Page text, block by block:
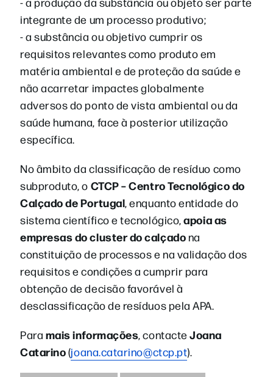
integrante de um processo produtivo;
- a substância ou objetivo cumprir os
requisitos relevantes como produto em
matéria ambiental e de proteção da saúde e
não acarretar impactes globalmente
adversos do ponto de vista ambiental ou da
saúde humana, face à posterior utilização
específica.
No âmbito da classificação de resíduo como
subproduto, o CTCP – Centro Tecnológico do
Calçado de Portugal, enquanto entidade do
sistema científico e tecnológico,apoia as
empresas do cluster do calçadona
constituição de processos e na validação dos
requisitos e condições a cumprir para
obtenção de decisão favorável à
desclassificação de resíduos pela APA.
Para mais informações, contacteJoana
Catarino(joana.catarino@ctcp.pt).